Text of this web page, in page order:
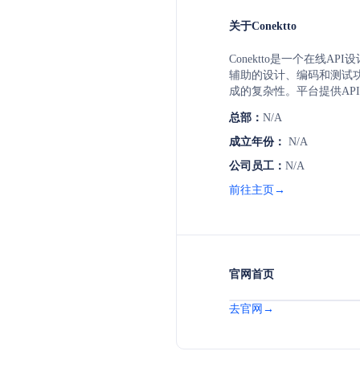
关于Conektto
Conektto是一个在线API
辅助的设计、编码和测试
成的复杂性。平台提供
支持产品管理、架构、开
协作，推动现代软件开发
总部： N/A
成立年份： N/A
公司员工： N/A
前往主页→
官网首页
去官网→